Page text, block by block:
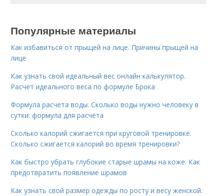
Популярные материалы
Как избавиться от прыщей на лице. Причины прыщей на
лице
Как узнать свой идеальный вес онлайн калькулятор.
Расчет идеального веса по формуле Брока
Формула расчета воды. Сколько воды нужно человеку в
сутки: формула для расчёта
Сколько калорий сжигается при круговой тренировке.
Сколько сжигается калорий во время тренировки?
Как быстро убрать глубокие старые шрамы на коже. Как
предотвратить появление шрамов
Как узнать свой размер одежды по росту и весу женской.